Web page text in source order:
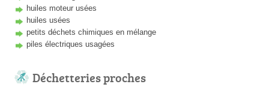
huiles moteur usées
huiles usées
petits déchets chimiques en mélange
piles électriques usagées
Déchetteries proches